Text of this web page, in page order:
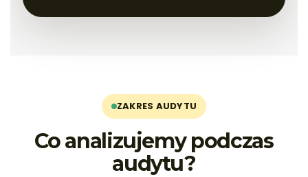
ZAKRES AUDYTU
Co analizujemy podczas
audytu?